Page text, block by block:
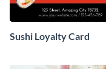
Sushi Loyalty Card